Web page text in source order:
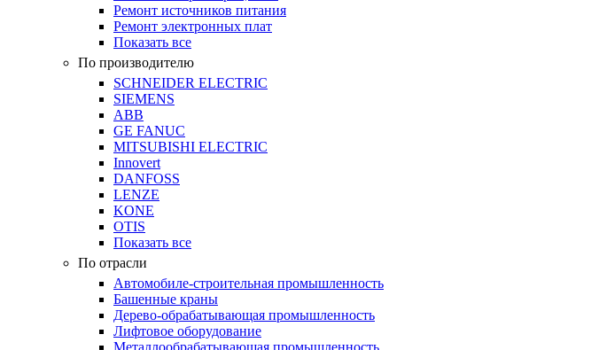
Ремонт источников питания
Ремонт электронных плат
Показать все
По производителю
SCHNEIDER ELECTRIC
SIEMENS
ABB
GE FANUC
MITSUBISHI ELECTRIC
Innovert
DANFOSS
LENZE
KONE
OTIS
Показать все
По отрасли
Автомобиле-строительная промышленность
Башенные краны
Дерево-обрабатывающая промышленность
Лифтовое оборудование
Металлообрабатывающая промышленность